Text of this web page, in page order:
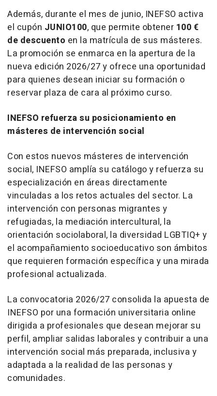
Además, durante el mes de junio, INEFSO activa
el cupón JUNIO100, que permite obtener 100 €
de descuento en la matrícula de sus másteres.
La promoción se enmarca en la apertura de la
nueva edición 2026/27 y ofrece una oportunidad
para quienes desean iniciar su formación o
reservar plaza de cara al próximo curso.
INEFSO refuerza su posicionamiento en
másteres de intervención social
Con estos nuevos másteres de intervención
social, INEFSO amplía su catálogo y refuerza su
especialización en áreas directamente
vinculadas a los retos actuales del sector. La
intervención con personas migrantes y
refugiadas, la mediación intercultural, la
orientación sociolaboral, la diversidad LGBTIQ+ y
el acompañamiento socioeducativo son ámbitos
que requieren formación específica y una mirada
profesional actualizada.
La convocatoria 2026/27 consolida la apuesta de
INEFSO por una formación universitaria online
dirigida a profesionales que desean mejorar su
perfil, ampliar salidas laborales y contribuir a una
intervención social más preparada, inclusiva y
adaptada a la realidad de las personas y
comunidades.